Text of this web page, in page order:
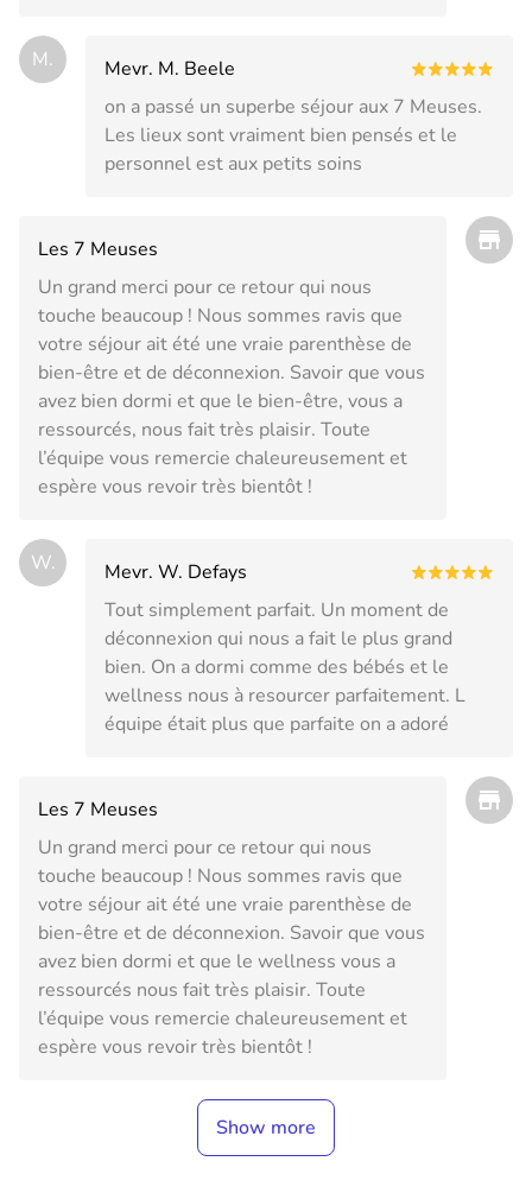
M.
Mevr. M. Beele
on a passé un superbe séjour aux 7 Meuses.
Les lieux sont vraiment bien pensés et le
personnel est aux petits soins
Les 7 Meuses
Un grand merci pour ce retour qui nous
touche beaucoup ! Nous sommes ravis que
votre séjour ait été une vraie parenthèse de
bien-être et de déconnexion. Savoir que vous
avez bien dormi et que le bien-être, vous a
ressourcés, nous fait très plaisir. Toute
l’équipe vous remercie chaleureusement et
espère vous revoir très bientôt !
W.
Mevr. W. Defays
Tout simplement parfait. Un moment de
déconnexion qui nous a fait le plus grand
bien. On a dormi comme des bébés et le
wellness nous à resourcer parfaitement. L
équipe était plus que parfaite on a adoré
Les 7 Meuses
Un grand merci pour ce retour qui nous
touche beaucoup ! Nous sommes ravis que
votre séjour ait été une vraie parenthèse de
bien-être et de déconnexion. Savoir que vous
avez bien dormi et que le wellness vous a
ressourcés nous fait très plaisir. Toute
l’équipe vous remercie chaleureusement et
espère vous revoir très bientôt !
Show more